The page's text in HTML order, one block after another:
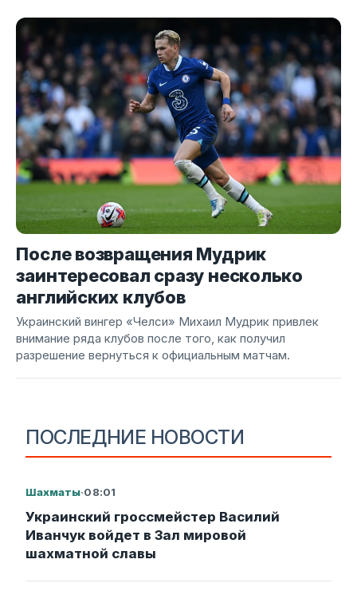
ПОСЛЕДНИЕ НОВОСТИ
Шахматы·08:01
Украинский гроссмейстер Василий
Иванчук войдет в Зал мировой
шахматной славы
После возвращения Мудрик
заинтересовал сразу несколько
английских клубов
Украинский вингер «Челси» Михаил Мудрик привлек
внимание ряда клубов после того, как получил
разрешение вернуться к официальным матчам.